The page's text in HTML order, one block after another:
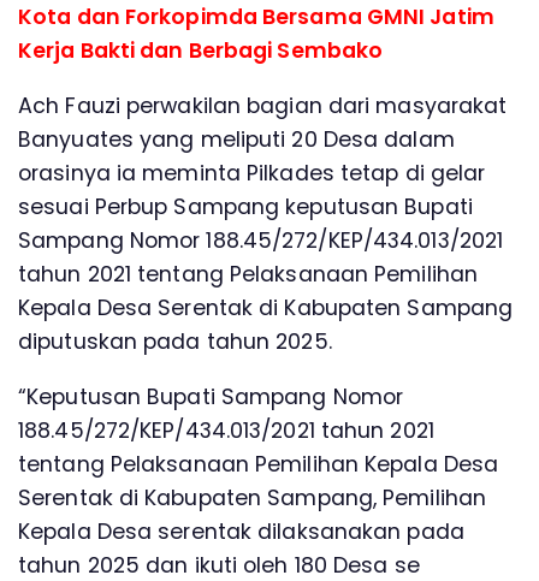
Kota dan Forkopimda Bersama GMNI Jatim
Kerja Bakti dan Berbagi Sembako
Ach Fauzi perwakilan bagian dari masyarakat
Banyuates yang meliputi 20 Desa dalam
orasinya ia meminta Pilkades tetap di gelar
sesuai Perbup Sampang keputusan Bupati
Sampang Nomor 188.45/272/KEP/434.013/2021
tahun 2021 tentang Pelaksanaan Pemilihan
Kepala Desa Serentak di Kabupaten Sampang
diputuskan pada tahun 2025.
“Keputusan Bupati Sampang Nomor
188.45/272/KEP/434.013/2021 tahun 2021
tentang Pelaksanaan Pemilihan Kepala Desa
Serentak di Kabupaten Sampang, Pemilihan
Kepala Desa serentak dilaksanakan pada
tahun 2025 dan ikuti oleh 180 Desa se